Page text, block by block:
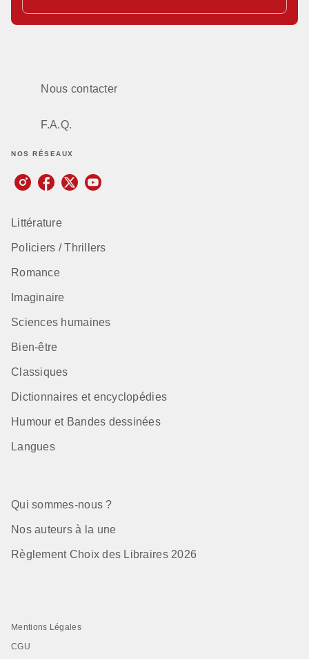
Nous contacter
F.A.Q.
NOS RÉSEAUX
Littérature
Policiers / Thrillers
Romance
Imaginaire
Sciences humaines
Bien-être
Classiques
Dictionnaires et encyclopédies
Humour et Bandes dessinées
Langues
Qui sommes-nous ?
Nos auteurs à la une
Règlement Choix des Libraires 2026
Mentions Légales
CGU